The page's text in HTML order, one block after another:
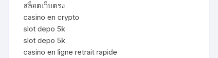
สล็อตเว็บตรง
casino en crypto
slot depo 5k
slot depo 5k
casino en ligne retrait rapide